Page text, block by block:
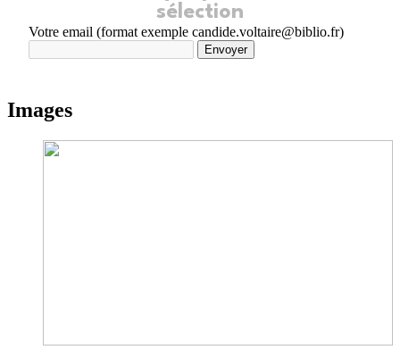
sélection
Votre email (format exemple candide.voltaire@biblio.fr)
Envoyer
Images